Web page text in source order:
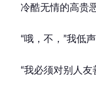
冷酷无情的高贵
“哦，不，”我低声
“我必须对别人